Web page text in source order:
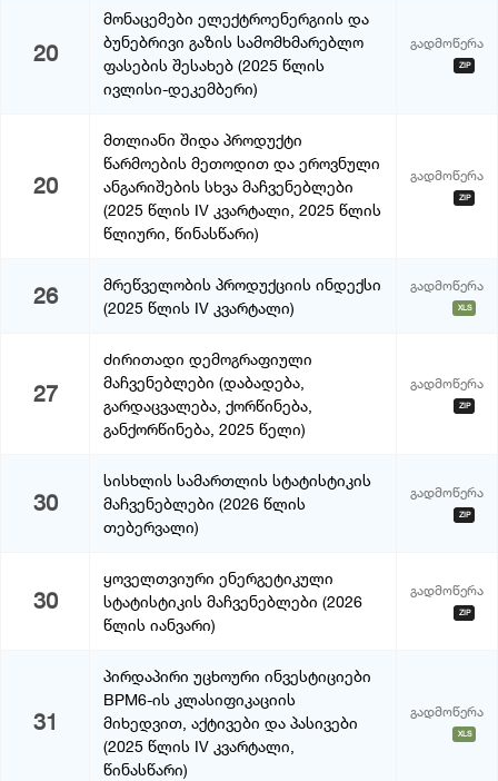
20
მონაცემები ელექტროენერგიის და
ბუნებრივი გაზის სამომხმარებლო
ფასების შესახებ (2025 წლის
ივლისი-დეკემბერი)
გადმოწერა
ZIP
20
მთლიანი შიდა პროდუქტი
წარმოების მეთოდით და ეროვნული
ანგარიშების სხვა მაჩვენებლები
(2025 წლის IV კვარტალი, 2025 წლის
წლიური, წინასწარი)
გადმოწერა
ZIP
26
მრეწველობის პროდუქციის ინდექსი
(2025 წლის IV კვარტალი)
გადმოწერა
XLS
27
ძირითადი დემოგრაფიული
მაჩვენებლები (დაბადება,
გარდაცვალება, ქორწინება,
განქორწინება, 2025 წელი)
გადმოწერა
ZIP
30
სისხლის სამართლის სტატისტიკის
მაჩვენებლები (2026 წლის
თებერვალი)
გადმოწერა
ZIP
30
ყოველთვიური ენერგეტიკული
სტატისტიკის მაჩვენებლები (2026
წლის იანვარი)
გადმოწერა
ZIP
31
პირდაპირი უცხოური ინვესტიციები
BPM6-ის კლასიფიკაციის
მიხედვით, აქტივები და პასივები
(2025 წლის IV კვარტალი,
წინასწარი)
გადმოწერა
XLS